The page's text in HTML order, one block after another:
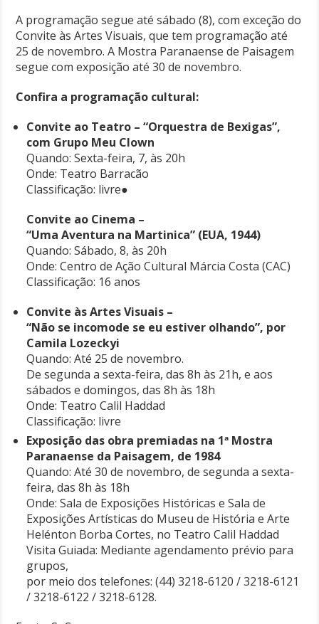
A programação segue até sábado (8), com exceção do
Convite às Artes Visuais, que tem programação até
25 de novembro. A Mostra Paranaense de Paisagem
segue com exposição até 30 de novembro.
Confira a programação cultural:
Convite ao Teatro – “Orquestra de Bexigas”,
com Grupo Meu Clown
Quando: Sexta-feira, 7, às 20h
Onde: Teatro Barracão
Classificação: livre●
Convite ao Cinema –
“Uma Aventura na Martinica” (EUA, 1944)
Quando: Sábado, 8, às 20h
Onde: Centro de Ação Cultural Márcia Costa (CAC)
Classificação: 16 anos
Convite às Artes Visuais –
“Não se incomode se eu estiver olhando”, por
Camila Lozeckyi
Quando: Até 25 de novembro.
De segunda a sexta-feira, das 8h às 21h, e aos
sábados e domingos, das 8h às 18h
Onde: Teatro Calil Haddad
Classificação: livre
Exposição das obra premiadas na 1ª Mostra
Paranaense da Paisagem, de 1984
Quando: Até 30 de novembro, de segunda a sexta-
feira, das 8h às 18h
Onde: Sala de Exposições Históricas e Sala de
Exposições Artísticas do Museu de História e Arte
Helénton Borba Cortes, no Teatro Calil Haddad
Visita Guiada: Mediante agendamento prévio para
grupos,
por meio dos telefones: (44) 3218-6120 / 3218-6121
/ 3218-6122 / 3218-6128.